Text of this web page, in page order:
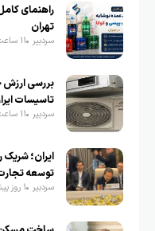
راهنمای
تهران
سردبیر 11 ساعت پیش
بررسی ارزش
تاسیسات
سردبیر 11 ساعت پیش
ایران؛ شریک
توسعه
سردبیر 1 روز پیش